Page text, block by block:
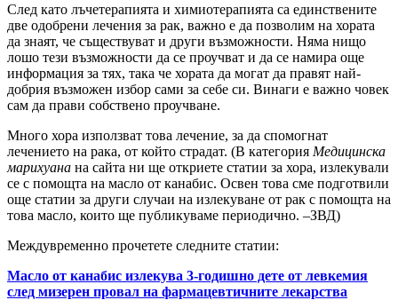
След като лъчетерапията и химиотерапията са единствените
две одобрени лечения за рак, важно е да позволим на хората
да знаят, че съществуват и други възможности. Няма нищо
лошо тези възможности да се проучват и да се намира още
информация за тях, така че хората да могат да правят най-
добрия възможен избор сами за себе си. Винаги е важно човек
сам да прави собствено проучване.
Много хора използват това лечение, за да спомогнат
лечението на рака, от който страдат. (В категория Медицинска
марихуана на сайта ни ще откриете статии за хора, излекували
се с помощта на масло от канабис. Освен това сме подготвили
още статии за други случаи на излекуване от рак с помощта на
това масло, които ще публикуваме периодично. –ЗВД)
Междувременно прочетете следните статии:
Масло от канабис излекува 3-годишно дете от левкемия
след мизерен провал на фармацевтичните лекарства